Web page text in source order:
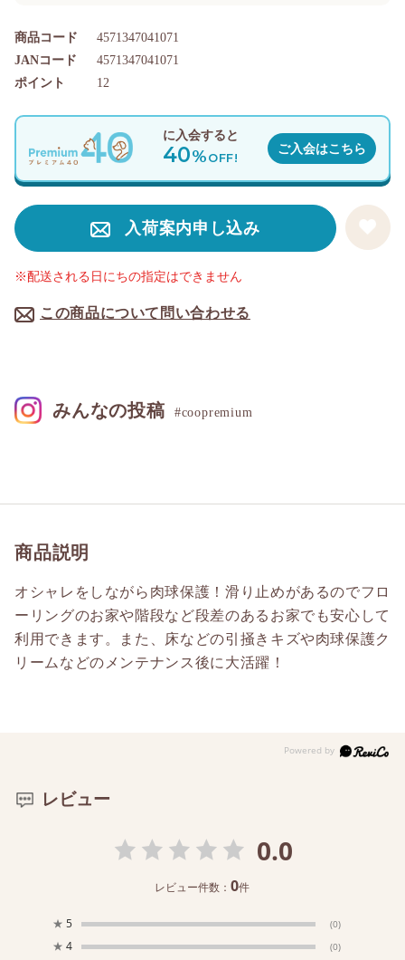
商品コード 4571347041071
ポイント 12
JANコード 4571347041071
入荷案内申し込み
この商品について問い合わせる
※配送される日にちの指定はできません
に入会すると
40%OFF!
ご入会はこちら
商品説明
オシャレをしながら肉球保護！滑り止めがあるのでフロ
ーリングのお家や階段など段差のあるお家でも安心して
利用できます。また、床などの引掻きキズや肉球保護ク
リームなどのメンテナンス後に大活躍！
みんなの投稿 #coopremium
レビュー
0.0
レビュー件数：0件
★ 5 (0)
★ 4 (0)